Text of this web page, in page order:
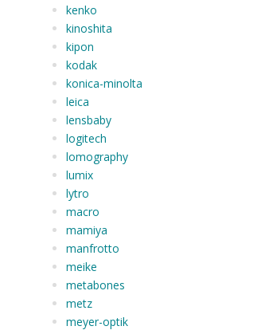
kenko
kinoshita
kipon
kodak
konica-minolta
leica
lensbaby
logitech
lomography
lumix
lytro
macro
mamiya
manfrotto
meike
metabones
metz
meyer-optik